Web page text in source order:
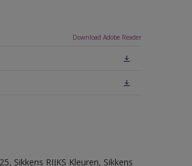
Download Adobe Reader
Sikkens RIJKS Kleuren, Sikkens